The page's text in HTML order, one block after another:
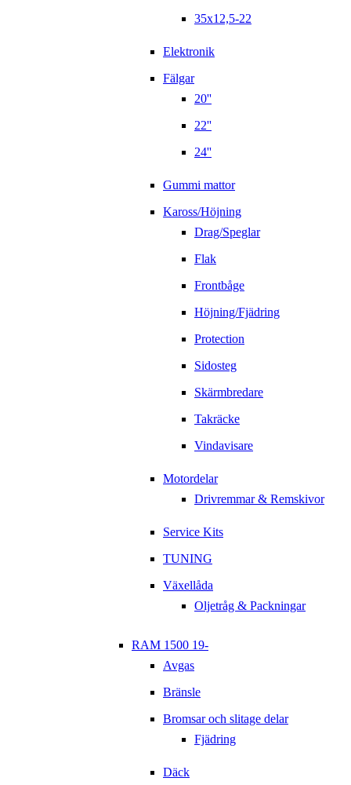
35x12,5-22
Elektronik
Fälgar
20''
22''
24''
Gummi mattor
Kaross/Höjning
Drag/Speglar
Flak
Frontbåge
Höjning/Fjädring
Protection
Sidosteg
Skärmbredare
Takräcke
Vindavisare
Motordelar
Drivremmar & Remskivor
Service Kits
TUNING
Växellåda
Oljetråg & Packningar
RAM 1500 19-
Avgas
Bränsle
Bromsar och slitage delar
Fjädring
Däck